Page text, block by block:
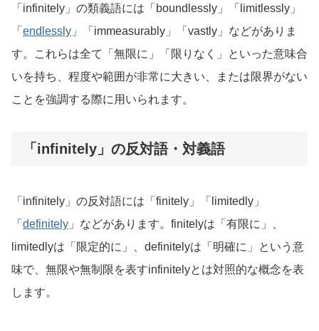
「infinitely」の類義語には「boundlessly」「limitlessly」
「 endlessly 」「immeasurably」「vastly」などがありま
す。これらは全て「無限に」「限りなく」といった意味合
いを持ち、程度や範囲が非常に大きい、または限界がない
ことを強調する際に用いられます。
「infinitely」の反対語・対義語
「infinitely」の反対語には「finitely」「limitedly」
「 definitely 」などがあります。finitelyは「有限に」、
limitedlyは「限定的に」、definitelyは「明確に」という意
味で、無限や無制限を表すinfinitelyとは対照的な概念を表
します。